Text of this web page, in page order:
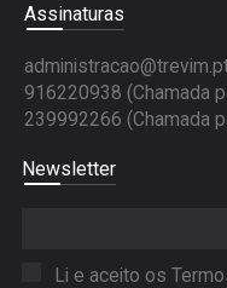
Assinaturas
916220938 (Chamada
239992266 (Chamada
Newsletter
Li e aceito os